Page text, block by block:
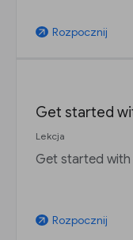
arrow_outward Rozpocznij
Get started
Lekcja
Get started
arrow_outward Rozpocznij